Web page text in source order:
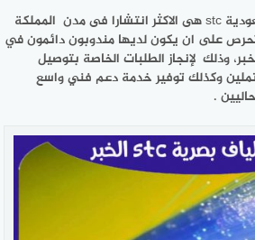
بما ان شركة الاتصالات السعودية stc هى الاكثر انتشارا فى مدن المملكة
تحرص على ان يكون لديها مندوبون دائمون في
وذلك لإنجاز الطلبات الخاصة بتوصيل
وكذلك توفير خدمة دعم فني واسع
.